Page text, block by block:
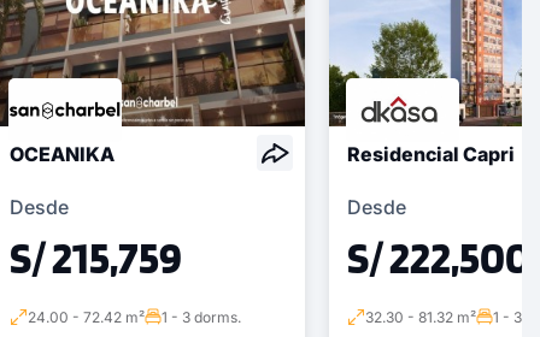
OCEANIKA
Desde
S/ 215,759
24.00 - 72.42 m² 1 - 3 dorms.
Residencial Capri
Desde
S/ 222,500
32.30 - 81.32 m² 1 - 3